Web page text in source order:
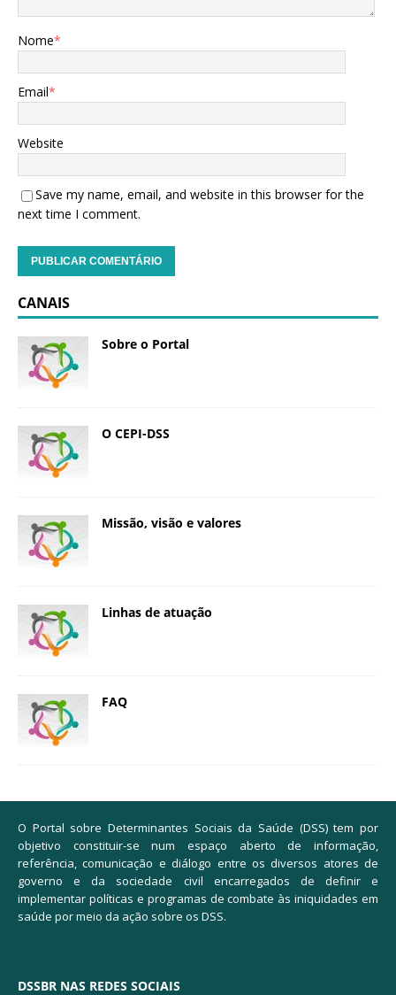
Nome*
Email*
Website
Save my name, email, and website in this browser for the
next time I comment.
CANAIS
Sobre o Portal
O CEPI-DSS
Missão, visão e valores
Linhas de atuação
FAQ
O Portal sobre Determinantes Sociais da Saúde (DSS) tem por
objetivo constituir-se num espaço aberto de informação,
referência, comunicação e diálogo entre os diversos atores de
governo e da sociedade civil encarregados de definir e
implementar políticas e programas de combate às iniquidades em
saúde por meio da ação sobre os DSS.
DSSBR NAS REDES SOCIAIS